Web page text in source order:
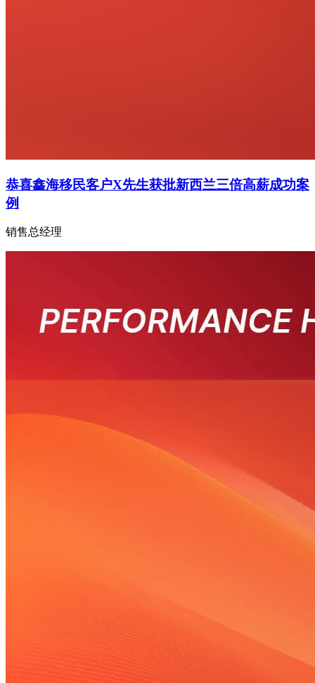
恭喜鑫海移民客户X先生获批新西兰三倍高薪成功案
例
销售总经理